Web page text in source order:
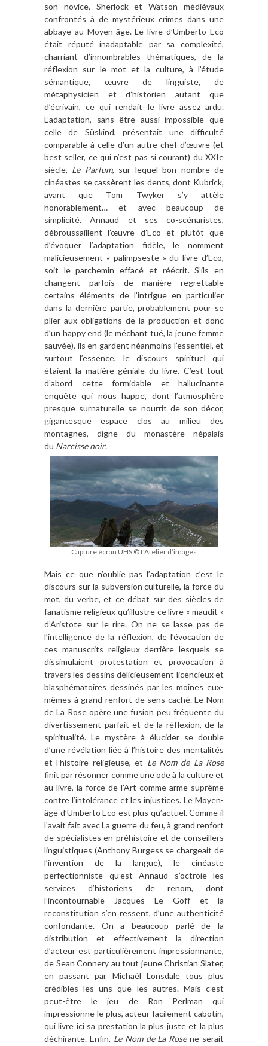
son novice, Sherlock et Watson médiévaux
confrontés à de mystérieux crimes dans une
abbaye au Moyen-âge. Le livre d’Umberto Eco
était réputé inadaptable par sa complexité,
charriant d’innombrables thématiques, de la
réflexion sur le mot et la culture, à l’étude
sémantique, œuvre de linguiste, de
métaphysicien et d’historien autant que
d’écrivain, ce qui rendait le livre assez ardu.
L’adaptation, sans être aussi impossible que
celle de Süskind, présentait une difficulté
comparable à celle d’un autre chef d’œuvre (et
best seller, ce qui n’est pas si courant) du XXIe
siècle, Le Parfum, sur lequel bon nombre de
cinéastes se cassèrent les dents, dont Kubrick,
avant que Tom Twyker s’y attèle
honorablement… et avec beaucoup de
simplicité. Annaud et ses co-scénaristes,
débroussaillent l’œuvre d’Eco et plutôt que
d’évoquer l’adaptation fidèle, le nomment
malicieusement « palimpseste » du livre d’Eco,
soit le parchemin effacé et réécrit. S’ils en
changent parfois de manière regrettable
certains éléments de l’intrigue en particulier
dans la dernière partie, probablement pour se
plier aux obligations de la production et donc
d’un happy end (le méchant tué, la jeune femme
sauvée), ils en gardent néanmoins l’essentiel, et
surtout l’essence, le discours spirituel qui
étaient la matière géniale du livre. C’est tout
d’abord cette formidable et hallucinante
enquête qui nous happe, dont l’atmosphère
presque surnaturelle se nourrit de son décor,
gigantesque espace clos au milieu des
montagnes, digne du monastère népalais
du Narcisse noir.
Capture écran UHS © L’Atelier d’images
Mais ce que n’oublie pas l’adaptation c’est le
discours sur la subversion culturelle, la force du
mot, du verbe, et ce débat sur des siècles de
fanatisme religieux qu’illustre ce livre « maudit »
d’Aristote sur le rire. On ne se lasse pas de
l’intelligence de la réflexion, de l’évocation de
ces manuscrits religieux derrière lesquels se
dissimulaient protestation et provocation à
travers les dessins délicieusement licencieux et
blasphématoires dessinés par les moines eux-
mêmes à grand renfort de sens caché. Le Nom
de La Rose opère une fusion peu fréquente du
divertissement parfait et de la réflexion, de la
spiritualité. Le mystère à élucider se double
d’une révélation liée à l’histoire des mentalités
et l’histoire religieuse, et Le Nom de La Rose
finit par résonner comme une ode à la culture et
au livre, la force de l’Art comme arme suprême
contre l’intolérance et les injustices. Le Moyen-
âge d’Umberto Eco est plus qu’actuel. Comme il
l’avait fait avec La guerre du feu, à grand renfort
de spécialistes en préhistoire et de conseillers
linguistiques (Anthony Burgess se chargeait de
l’invention de la langue), le cinéaste
perfectionniste qu’est Annaud s’octroie les
services d’historiens de renom, dont
l’incontournable Jacques Le Goff et la
reconstitution s’en ressent, d’une authenticité
confondante. On a beaucoup parlé de la
distribution et effectivement la direction
d’acteur est particulièrement impressionnante,
de Sean Connery au tout jeune Christian Slater,
en passant par Michaël Lonsdale tous plus
crédibles les uns que les autres. Mais c’est
peut-être le jeu de Ron Perlman qui
impressionne le plus, acteur facilement cabotin,
qui livre ici sa prestation la plus juste et la plus
déchirante. Enfin, Le Nom de La Rosene serait